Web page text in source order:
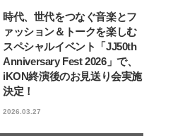
時代、世代をつなぐ音楽とフ
ァッション＆トークを楽しむ
スペシャルイベント「JJ50th
Anniversary Fest 2026」で、
iKON終演後のお見送り会実施
決定！
2026.03.27